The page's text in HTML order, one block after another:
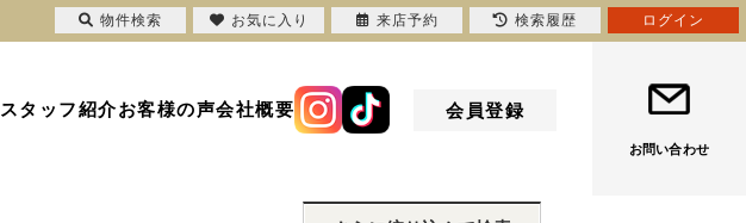
スタッフ紹介お客様の声会社概要 会員登録
お問い合わせ
物件検索 お気に入り 来店予約 検索履歴 ログイン